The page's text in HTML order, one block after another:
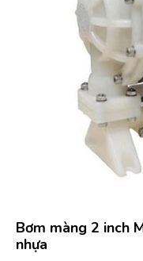
Bơm màng 2 inch
nhựa